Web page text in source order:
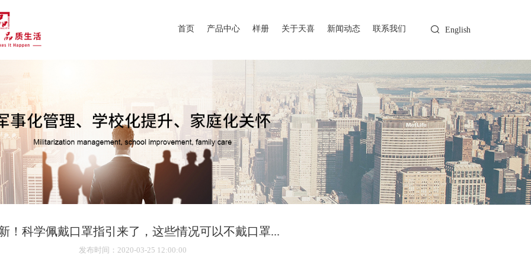
首页 产品中心 样册 关于天喜 新闻动态 联系我们 English
！科学佩戴口罩指引来了，这些情况可以不戴口罩...
发布时间 ：2020-03-25 12:00:00